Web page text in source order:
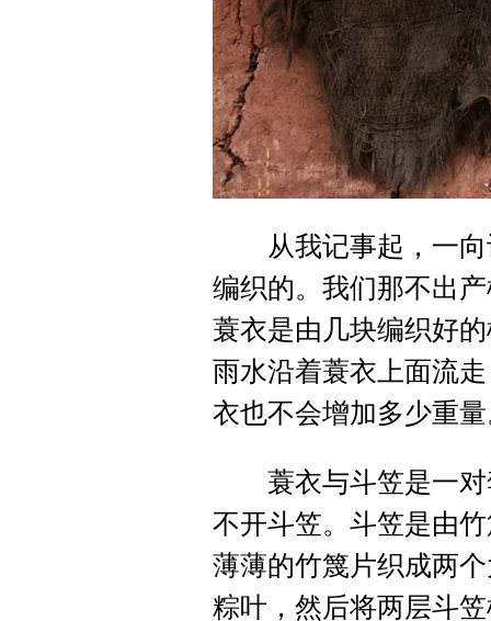
从我记事起，一向
编织的。我们那不出
蓑衣是由几块编织好
雨水沿着蓑衣上面流
衣也不会增加多少重
蓑衣与斗笠是一对
不开斗笠。斗笠是由
薄薄的竹篾片织成两
粽叶，然后将两层斗